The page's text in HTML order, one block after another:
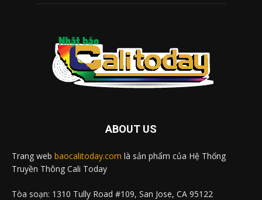
ABOUT US
Trang web baocalitoday.com là sản phẩm của Hệ Thống
Truyền Thông Cali Today
Tòa soạn: 1310 Tully Road #109, San Jose, CA 95122